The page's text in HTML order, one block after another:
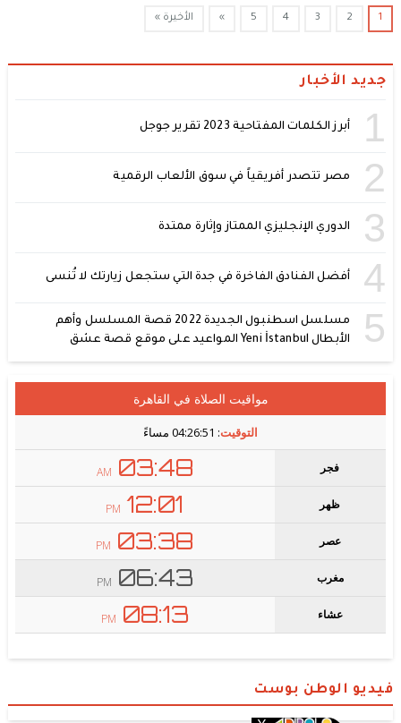
1
2
3
4
5
» الأخيرة »
جديد الأخبار
1 أبرز الكلمات المفتاحية 2023 تقرير جوجل
2 مصر تتصدر أفريقياً في سوق الألعاب الرقمية
3 الدوري الإنجليزي الممتاز وإثارة ممتدة
4 أفضل الفنادق الفاخرة في جدة التي ستجعل زيارتك لا تُنسى
5
مسلسل اسطنبول الجديدة 2022 قصة المسلسل وأهم
الأبطال Yeni İstanbul المواعيد على موقع قصة عشق
فيديو الوطن بوست